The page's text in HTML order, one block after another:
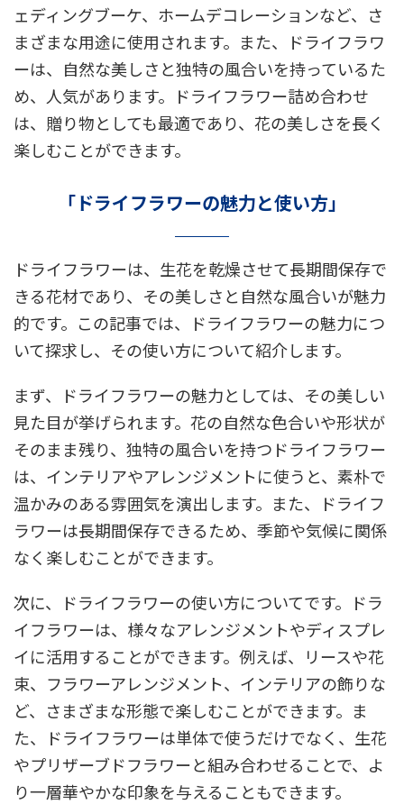
ェディングブーケ、ホームデコレーションなど、さ
まざまな用途に使用されます。また、ドライフラワ
ーは、自然な美しさと独特の風合いを持っているた
め、人気があります。ドライフラワー詰め合わせ
は、贈り物としても最適であり、花の美しさを長く
楽しむことができます。
「ドライフラワーの魅力と使い方」
ドライフラワーは、生花を乾燥させて長期間保存で
きる花材であり、その美しさと自然な風合いが魅力
的です。この記事では、ドライフラワーの魅力につ
いて探求し、その使い方について紹介します。
まず、ドライフラワーの魅力としては、その美しい
見た目が挙げられます。花の自然な色合いや形状が
そのまま残り、独特の風合いを持つドライフラワー
は、インテリアやアレンジメントに使うと、素朴で
温かみのある雰囲気を演出します。また、ドライフ
ラワーは長期間保存できるため、季節や気候に関係
なく楽しむことができます。
次に、ドライフラワーの使い方についてです。ドラ
イフラワーは、様々なアレンジメントやディスプレ
イに活用することができます。例えば、リースや花
束、フラワーアレンジメント、インテリアの飾りな
ど、さまざまな形態で楽しむことができます。ま
た、ドライフラワーは単体で使うだけでなく、生花
やプリザーブドフラワーと組み合わせることで、よ
り一層華やかな印象を与えることもできます。